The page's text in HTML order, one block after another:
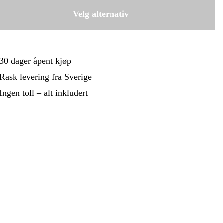
Og Fritid Kampanjer
Velg alternativ
30 dager åpent kjøp
Rask levering fra Sverige
Ingen toll – alt inkludert